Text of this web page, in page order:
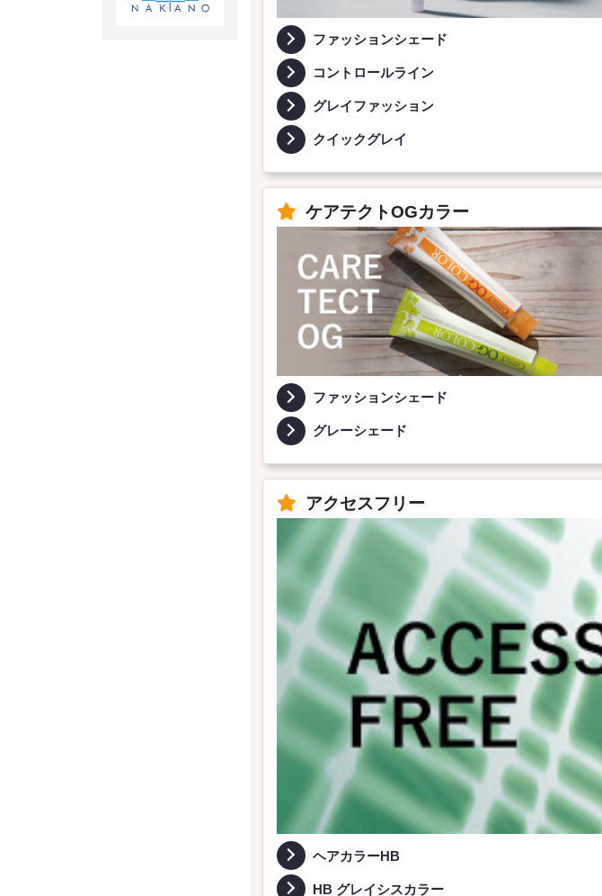
ファッションシェード
コントロールライン
グレイファッション
クイックグレイ
ケアテクトOGカラー
ファッションシェード
グレーシェード
アクセスフリー
ヘアカラーHB
HB グレイシスカラー